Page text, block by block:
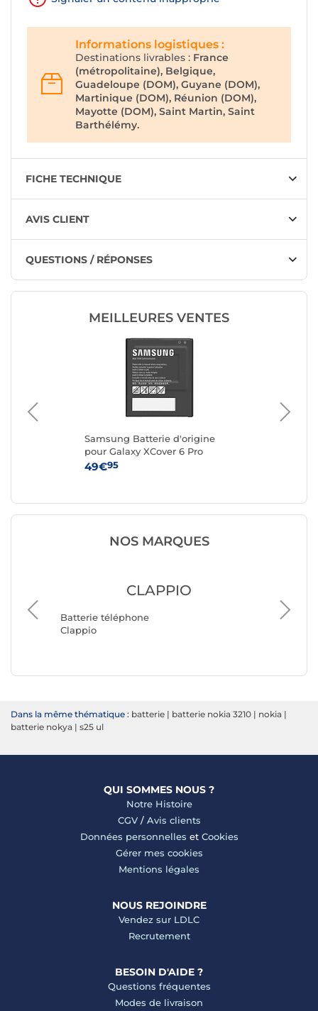
Informations logistiques :
Destinations livrables : France
(métropolitaine), Belgique,
Guadeloupe (DOM), Guyane (DOM),
Martinique (DOM), Réunion (DOM),
Mayotte (DOM), Saint Martin, Saint
Barthélémy.
FICHE TECHNIQUE
AVIS CLIENT
QUESTIONS / RÉPONSES
MEILLEURES VENTES
Samsung Batterie d'origine
pour Galaxy XCover 6 Pro
49€95
NOS MARQUES
CLAPPIO
Batterie téléphone
Clappio
Dans la même thématique : batterie | batterie nokia 3210 | nokia |
batterie nokya | s25 ul
QUI SOMMES NOUS ?
Notre Histoire
CGV/ Avis clients
Données personnelles et Cookies
Gérer mes cookies
Mentions légales
NOUS REJOINDRE
Vendez sur LDLC
Recrutement
BESOIN D'AIDE ?
Questions fréquentes
Modes de livraison